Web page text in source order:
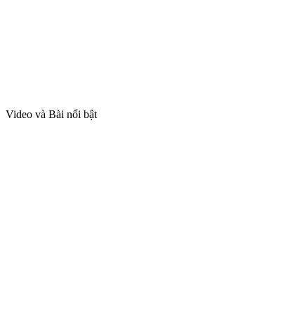
Video và Bài nổi bật